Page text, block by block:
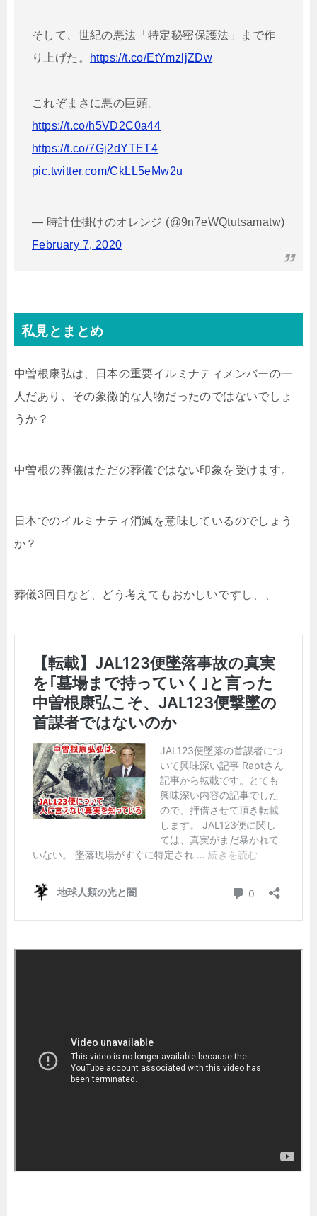
そして、世紀の悪法「特定秘密保護法」まで作
り上げた。
https://t.co/EtYmzljZDw
これぞまさに悪の巨頭。
https://t.co/h5VD2C0a44
https://t.co/7Gj2dYTET4
pic.twitter.com/CkLL5eMw2u
— 時計仕掛けのオレンジ (@9n7eWQtutsamatw)
February 7, 2020
私見とまとめ
中曽根康弘は、日本の重要イルミナティメンバーの一
人だあり、その象徴的な人物だったのではないでしょ
うか？
中曽根の葬儀はただの葬儀ではない印象を受けます。
日本でのイルミナティ消滅を意味しているのでしょう
か？
葬儀3回目など、どう考えてもおかしいですし、、